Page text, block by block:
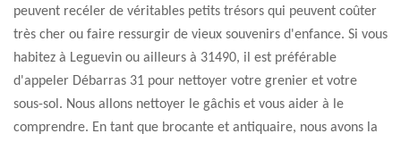
peuvent recéler de véritables petits trésors qui peuvent coûter
très cher ou faire ressurgir de vieux souvenirs d'enfance. Si vous
habitez à Leguevin ou ailleurs à 31490, il est préférable
d'appeler Débarras 31 pour nettoyer votre grenier et votre
sous-sol. Nous allons nettoyer le gâchis et vous aider à le
comprendre. En tant que brocante et antiquaire, nous avons la